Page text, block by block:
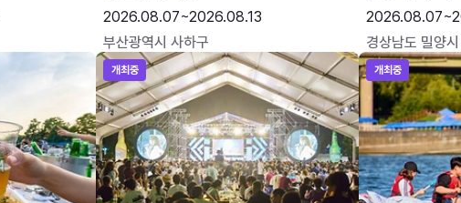
2026.08.07~2026.08.13
부산광역시 사하구
경상남도 밀양시
개최중 개최중